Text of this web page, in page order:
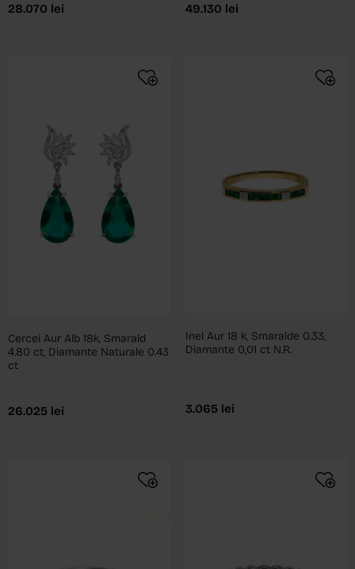
28.070 lei 49.130 lei
Cercei Aur Alb 18k, Smarald
4.80 ct, Diamante Naturale 0.43
ct
26.025 lei
Inel Aur 18 k, Smaralde 0.33,
Diamante 0,01 ct N.R.
3.065 lei